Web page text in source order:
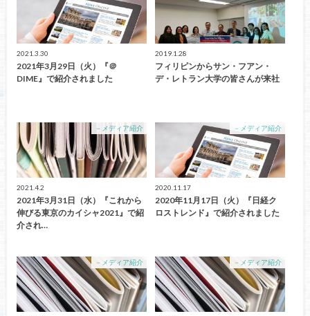
2021.3.30
2021年3月29日（火）『＠
DIME』で紹介されました
2019.1.28
フィリピンからサン・フアン・
デ・レトラン大学の皆さんが来社
－メディア紹介
2021.4.2
2021年3月31日（水）『これから
伸びる東京のカイシャ2021』で紹
介され…
－メディア紹介
2020.11.17
2020年11月17日（火）『日経ク
ロストレンド』で紹介されました
－メディア紹介 －メディア紹介